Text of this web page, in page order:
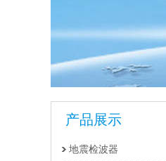
产品展示
地震检波器